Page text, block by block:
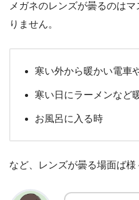
メガネのレンズが曇るのは
りません。
寒い外から暖かい電車
寒い日にラーメンなど
お風呂に入る時
など、レンズが曇る場面ば様